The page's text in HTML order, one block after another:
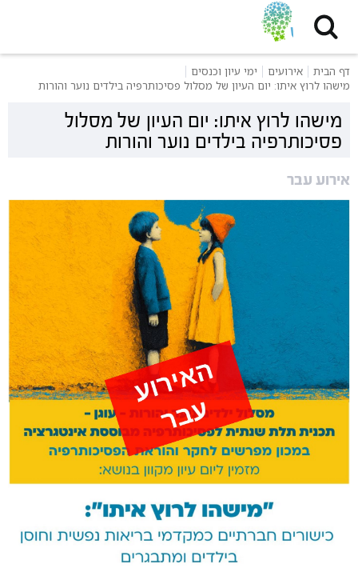
דף הבית אירועים
ימי עיון וכנסים
מישהו לרוץ איתו: יום העיון של מסלול פסיכותרפיה בילדים נוער והורות
מישהו לרוץ איתו: יום העיון של מסלול
פסיכותרפיה בילדים נוער והורות
אירוע עבר